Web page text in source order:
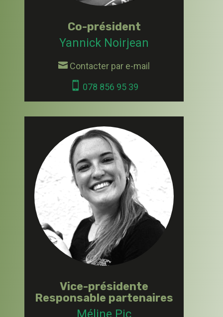
Co-président
Yannick Noirjean
 Contacter par e-mail
 078 856 95 39
Vice-présidente
Responsable partenaires